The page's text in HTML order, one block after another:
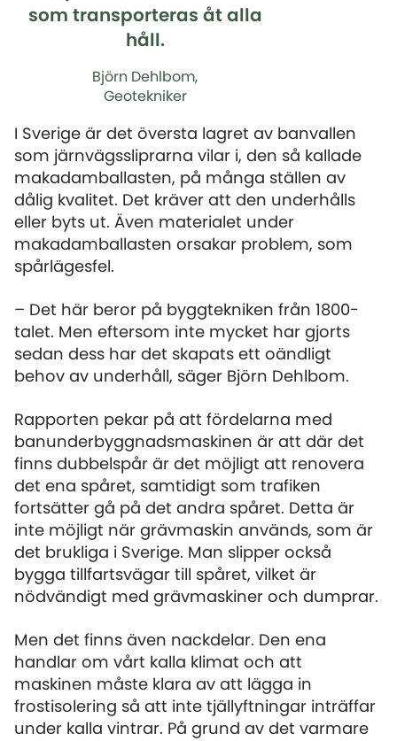
som transporteras åt alla
håll.
Björn Dehlbom,
Geotekniker
I Sverige är det översta lagret av banvallen
som järnvägssliprarna vilar i, den så kallade
makadamballasten, på många ställen av
dålig kvalitet. Det kräver att den underhålls
eller byts ut. Även materialet under
makadamballasten orsakar problem, som
spårlägesfel.
– Det här beror på byggtekniken från 1800-
talet. Men eftersom inte mycket har gjorts
sedan dess har det skapats ett oändligt
behov av underhåll, säger Björn Dehlbom.
Rapporten pekar på att fördelarna med
banunderbyggnadsmaskinen är att där det
finns dubbelspår är det möjligt att renovera
det ena spåret, samtidigt som trafiken
fortsätter gå på det andra spåret. Detta är
inte möjligt när grävmaskin används, som är
det brukliga i Sverige. Man slipper också
bygga tillfartsvägar till spåret, vilket är
nödvändigt med grävmaskiner och dumprar.
Men det finns även nackdelar. Den ena
handlar om vårt kalla klimat och att
maskinen måste klara av att lägga in
frostisolering så att inte tjällyftningar inträffar
under kalla vintrar. På grund av det varmare